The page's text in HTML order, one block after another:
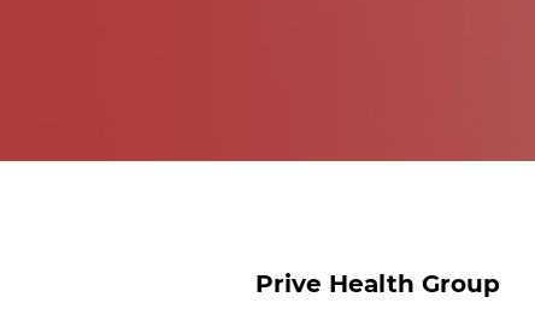
Prive Health Group